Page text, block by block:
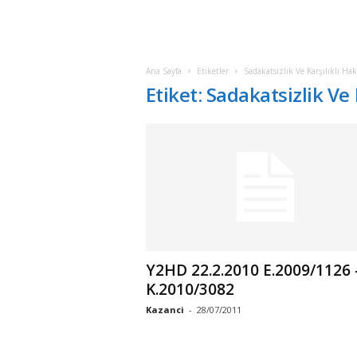
Ana Sayfa Etiketler Sadakatsizlik Ve Karşılıklı
Etiket: Sadakatsizlik Ve
Y2HD 22.2.2010 E.2009/1126
K.2010/3082
Kazanci - 28/07/2011